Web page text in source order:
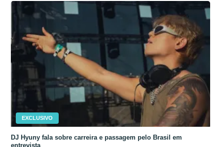
EXCLUSIVO
DJ Hyuny fala sobre carreira e passagem pelo Brasil em
entrevista